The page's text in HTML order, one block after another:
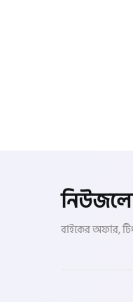
জিংফু
বাইকের অফার,